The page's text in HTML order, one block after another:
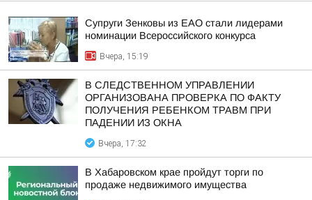
Супруги Зенковы из ЕАО стали лидерами
номинации Всероссийского конкурса
Вчера, 15:19
В СЛЕДСТВЕННОМ УПРАВЛЕНИИ
ОРГАНИЗОВАНА ПРОВЕРКА ПО ФАКТУ
ПОЛУЧЕНИЯ РЕБЕНКОМ ТРАВМ ПРИ
ПАДЕНИИ ИЗ ОКНА
Вчера, 17:32
В Хабаровском крае пройдут торги по
продаже недвижимого имущества